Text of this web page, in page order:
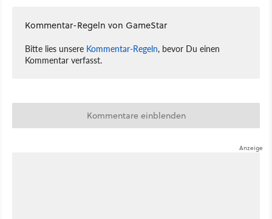
Kommentar-Regeln von GameStar
Bitte lies unsere Kommentar-Regeln, bevor Du einen
Kommentar verfasst.
Kommentare einblenden